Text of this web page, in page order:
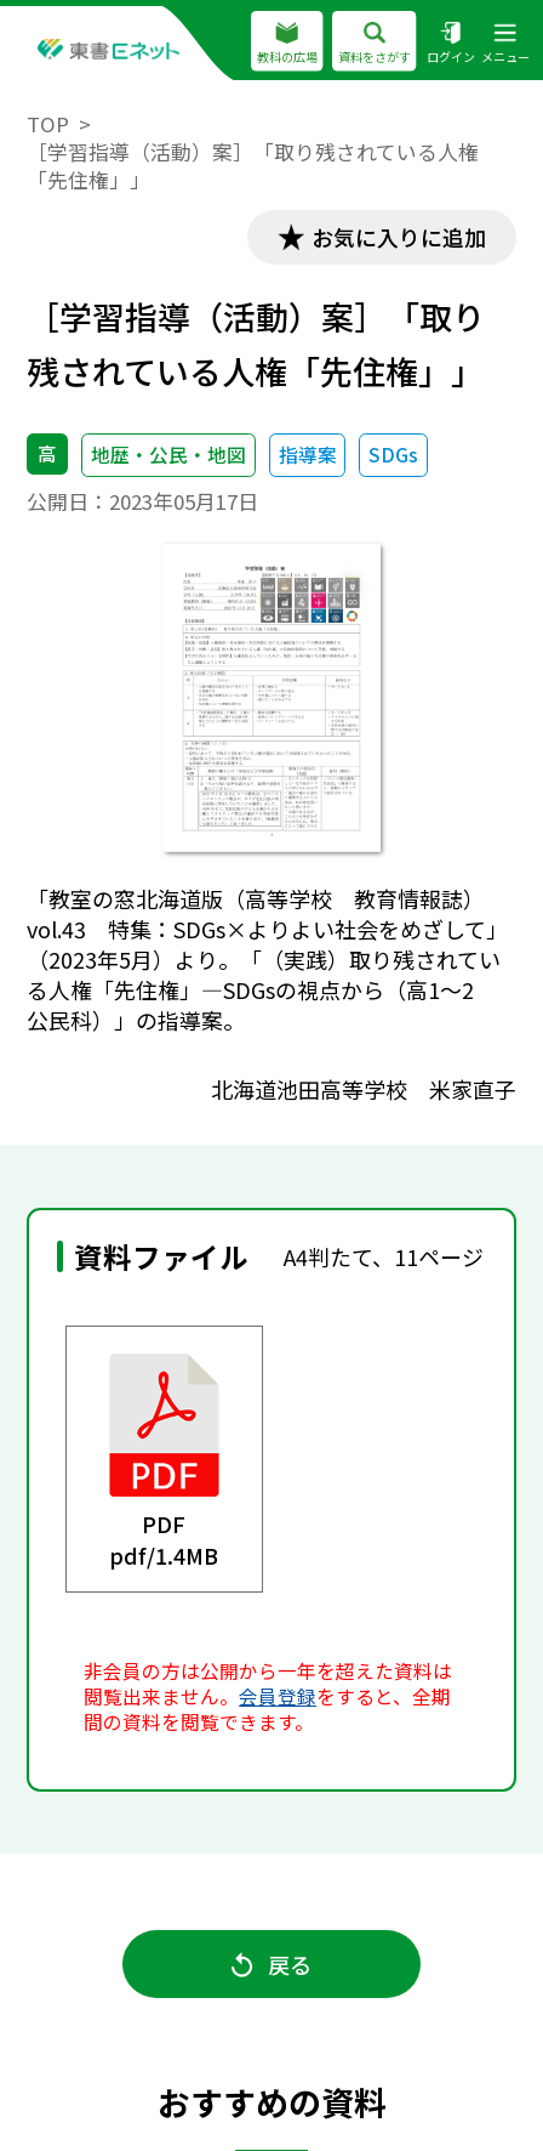
教科の広場 資料をさがす ログイン メニュー
TOP
［学習指導（活動）案］「取り残されている人権
「先住権」」
お気に入りに追加
［学習指導（活動）案］「取り
残されている人権「先住権」」
高 地歴・公民・地図 指導案 SDGs
公開日： 2023年05月17日
「教室の窓北海道版（高等学校 教育情報誌）
vol.43 特集：SDGs×よりよい社会をめざして」
（2023年5月）より。「（実践）取り残されてい
る人権「先住権」―SDGsの視点から（高1～2
公民科）」の指導案。
北海道池田高等学校 米家直子
資料ファイル A4判たて、11ページ
PDF
pdf/1.4MB
非会員の方は公開から一年を超えた資料は
閲覧出来ません。会員登録をすると、全期
間の資料を閲覧できます。
戻る
おすすめの資料